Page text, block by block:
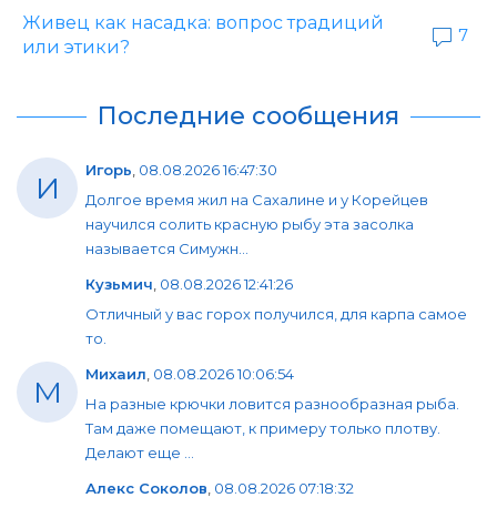
Живец как насадка: вопрос традиций
или этики?
7
Последние сообщения
И Игорь, 08.08.2026 16:47:30
Долгое время жил на Сахалине и у Корейцев
научился солить красную рыбу эта засолка
называется Симужн...
Кузьмич, 08.08.2026 12:41:26
Отличный у вас горох получился, для карпа самое
то.
М Михаил, 08.08.2026 10:06:54
На разные крючки ловится разнообразная рыба.
Там даже помещают, к примеру только плотву.
Делают еще ...
Алекс Соколов, 08.08.2026 07:18:32